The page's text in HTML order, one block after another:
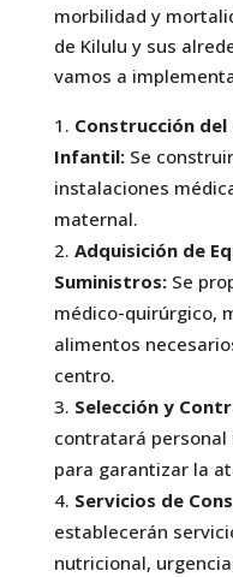
morbilidad y
de Kilulu y sus
vamos a
Construcción
Infantil:Se
instalaciones
maternal.
Adquisición de
Suministros:Se
médico-quirúrgico,
alimentos
centro.
Selección y
contratará
para garantizar la
Servicios de
establecerán
nutricional,